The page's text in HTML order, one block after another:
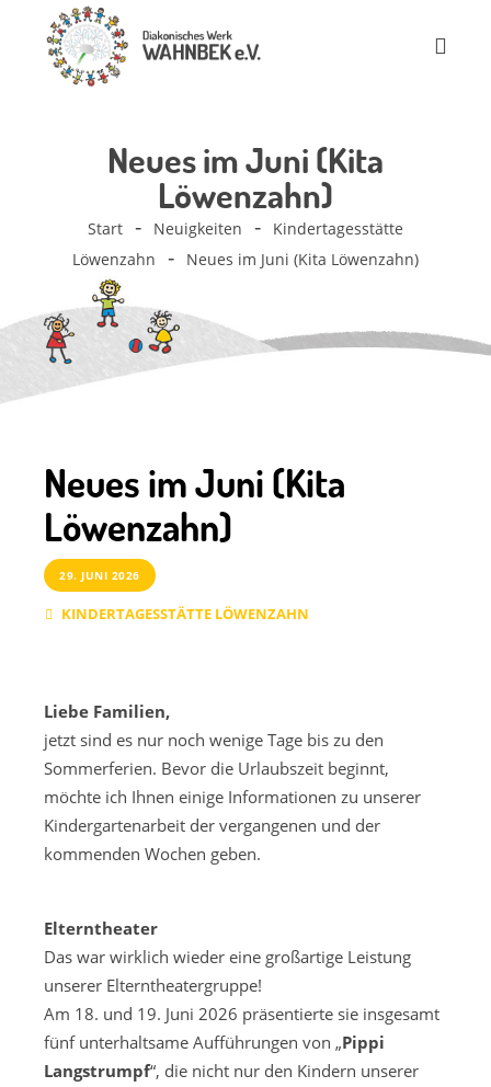
Neues im Juni (Kita
Löwenzahn)
Start Neuigkeiten
Kindertagesstätte
Löwenzahn
Neues im Juni (Kita Löwenzahn)
Neues im Juni (Kita
Löwenzahn)
29. JUNI 2026
KINDERTAGESSTÄTTE LÖWENZAHN
Liebe Familien,
jetzt sind es nur noch wenige Tage bis zu den
Sommerferien. Bevor die Urlaubszeit beginnt,
möchte ich Ihnen einige Informationen zu unserer
Kindergartenarbeit der vergangenen und der
kommenden Wochen geben.
Elterntheater
Das war wirklich wieder eine großartige Leistung
unserer Elterntheatergruppe!
Am 18. und 19. Juni 2026 präsentierte sie insgesamt
fünf unterhaltsame Aufführungen von „Pippi
Langstrumpf“, die nicht nur den Kindern unserer